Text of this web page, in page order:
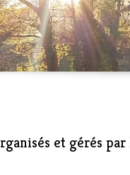
et gérés par